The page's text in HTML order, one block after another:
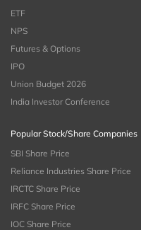
ETF
NPS
Futures & Options
IPO
Union Budget 2026
India Investor Conference
Popular Stock/Share Companies
SBI Share Price
Reliance Industries Share Price
IRCTC Share Price
IRFC Share Price
IOC Share Price